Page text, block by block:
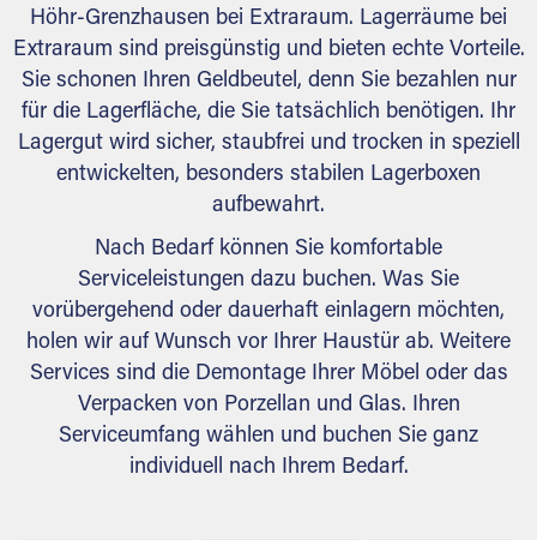
Höhr-Grenzhausen bei Extraraum. Lagerräume bei
Extraraum sind preisgünstig und bieten echte Vorteile.
Sie schonen Ihren Geldbeutel, denn Sie bezahlen nur
für die Lagerfläche, die Sie tatsächlich benötigen. Ihr
Lagergut wird sicher, staubfrei und trocken in speziell
entwickelten, besonders stabilen Lagerboxen
aufbewahrt.
Nach Bedarf können Sie komfortable
Serviceleistungen dazu buchen. Was Sie
vorübergehend oder dauerhaft einlagern möchten,
holen wir auf Wunsch vor Ihrer Haustür ab. Weitere
Services sind die Demontage Ihrer Möbel oder das
Verpacken von Porzellan und Glas. Ihren
Serviceumfang wählen und buchen Sie ganz
individuell nach Ihrem Bedarf.